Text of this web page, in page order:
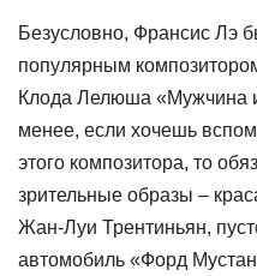
Безусловно, Франсис Лэ
популярным
Клода Лелюша «Мужчина
менее, если хочешь
этого композитора, то
зрительные образы –
Жан-Луи Трентиньян,
автомобиль «Форд